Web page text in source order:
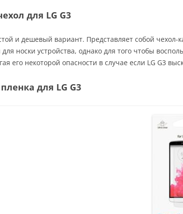
для LG G3
и дешевый вариант. Представляет собой
носки устройства, однако для того чтобы
его некоторой опасности в случае если LG G3
для LG G3